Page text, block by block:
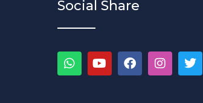
Social Share